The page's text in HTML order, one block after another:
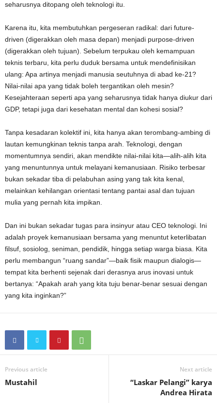
seharusnya ditopang oleh teknologi itu.
Karena itu, kita membutuhkan pergeseran radikal: dari future-
driven (digerakkan oleh masa depan) menjadi purpose-driven
(digerakkan oleh tujuan). Sebelum terpukau oleh kemampuan
teknis terbaru, kita perlu duduk bersama untuk mendefinisikan
ulang: Apa artinya menjadi manusia seutuhnya di abad ke-21?
Nilai-nilai apa yang tidak boleh tergantikan oleh mesin?
Kesejahteraan seperti apa yang seharusnya tidak hanya diukur dari
GDP, tetapi juga dari kesehatan mental dan kohesi sosial?
Tanpa kesadaran kolektif ini, kita hanya akan terombang-ambing di
lautan kemungkinan teknis tanpa arah. Teknologi, dengan
momentumnya sendiri, akan mendikte nilai-nilai kita—alih-alih kita
yang menuntunnya untuk melayani kemanusiaan. Risiko terbesar
bukan sekadar tiba di pelabuhan asing yang tak kita kenal,
melainkan kehilangan orientasi tentang pantai asal dan tujuan
mulia yang pernah kita impikan.
Dan ini bukan sekadar tugas para insinyur atau CEO teknologi. Ini
adalah proyek kemanusiaan bersama yang menuntut keterlibatan
filsuf, sosiolog, seniman, pendidik, hingga setiap warga biasa. Kita
perlu membangun “ruang sandar”—baik fisik maupun dialogis—
tempat kita berhenti sejenak dari derasnya arus inovasi untuk
bertanya: “Apakah arah yang kita tuju benar-benar sesuai dengan
yang kita inginkan?”
Previous article
Mustahil
Next article
“Laskar Pelangi” karya
Andrea Hirata